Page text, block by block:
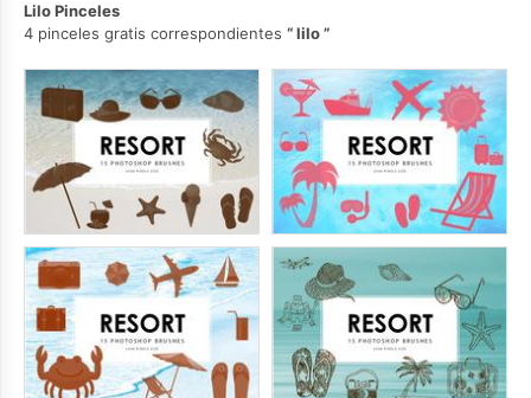
Lilo Pinceles
4 pinceles gratis correspondientes
lilo